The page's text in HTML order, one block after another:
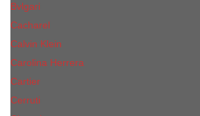
Bvlgari
Cacharel
Calvin Klein
Carolina Herrera
Cartier
Cerruti